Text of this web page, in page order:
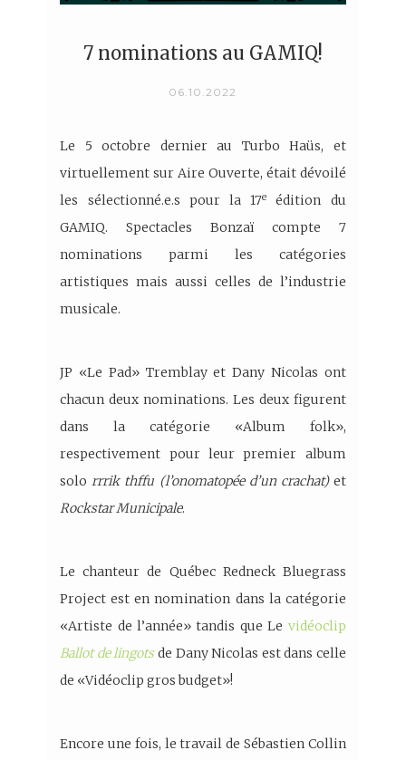
7 nominations au GAMIQ!
06.10.2022
Le 5 octobre dernier au Turbo Haüs, et
virtuellement sur Aire Ouverte, était dévoilé
les sélectionné.e.s pour la 17e
édition du
GAMIQ. Spectacles Bonzaï compte 7
nominations parmi les catégories
artistiques mais aussi celles de l’industrie
musicale.
JP «Le Pad» Tremblay et Dany Nicolas ont
chacun deux nominations. Les deux figurent
dans la catégorie «Album folk»,
respectivement pour leur premier album
solorrrik thffu (l’onomatopée d’un crachat)et
Rockstar Municipale.
Le chanteur de Québec Redneck Bluegrass
Project est en nomination dans la catégorie
«Artiste de l’année» tandis que Le vidéoclip
Ballot de lingotsde Dany Nicolas est dans celle
de «Vidéoclip gros budget»!
Encore une fois, le travail de Sébastien Collin